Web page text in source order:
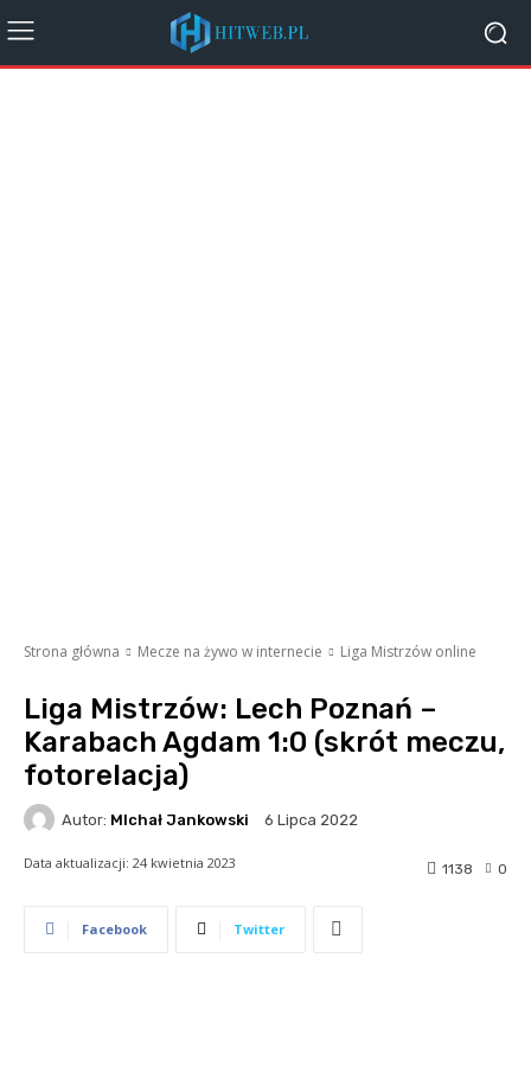
Strona główna Mecze na żywo w internecie Liga Mistrzów online
Liga Mistrzów: Lech Poznań –
Karabach Agdam 1:0 (skrót meczu,
fotorelacja)
Autor: MIchał Jankowski 6 Lipca 2022
Data aktualizacji: 24 kwietnia 2023 0
1138
Facebook Twitter